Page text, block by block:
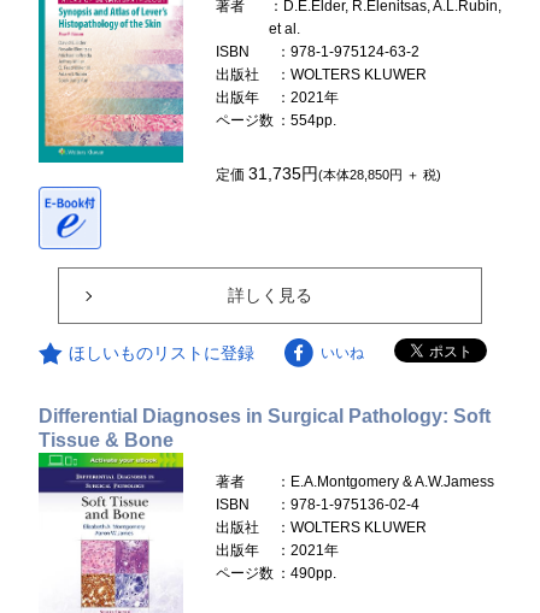
著者
：D.E.Elder, R.Elenitsas, A.L.Rubin,
et al.
ISBN
：978-1-975124-63-2
出版社
：WOLTERS KLUWER
出版年
：2021年
ページ数 ：554pp.
定価31,735円(本体28,850円 ＋ 税)
詳しく見る
ほしいものリストに登録 いいね
Differential Diagnoses in Surgical Pathology: Soft
Tissue & Bone
著者
：E.A.Montgomery & A.W.Jamess
ISBN
：978-1-975136-02-4
出版社
：WOLTERS KLUWER
出版年
：2021年
ページ数 ：490pp.